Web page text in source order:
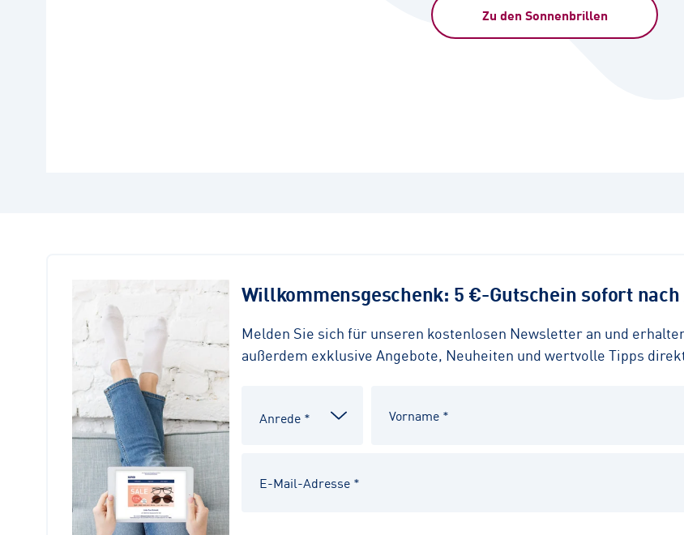
Zu den Sonnenbrillen
Willkommensgeschenk: 5 €-Gutschein sofort
Melden Sie sich für unseren kostenlosen Newsletter an und
außerdem exklusive Angebote, Neuheiten und wertvolle Tipps